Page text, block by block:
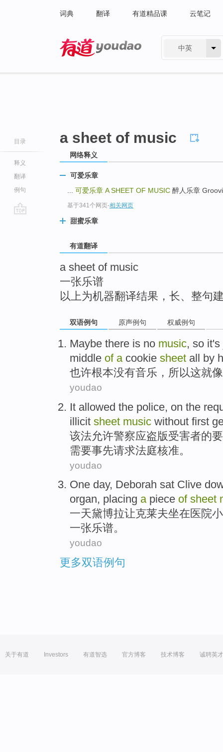
词典 翻译 有道精品课 云笔记
中英
目录
释义
翻译
例句
a sheet of music
网络释义
可爱乐章
可爱乐章 A SHEET OF MUSIC 醉人乐章
基于341个网页-相关网页
甜蜜乐章
有道翻译
a sheet of music
一张乐谱
以上为机器翻译结果，长、整句
双语例句 原声例句 权威例句
Maybe there is no music, so it's
middle of a cookie sheet all by
也许根本没有音乐 ， 所以这就
youdao
It allowed the police, on the
illicit sheet music without first
该法允许警察应盗版受害者的
需要事先请求法庭核准。
youdao
One day, Deborah sat Clive
organ, placing a piece of sheet
一天黛博拉让克莱夫坐在 医院
一张乐谱。
youdao
更多双语例句
关于有道 Investors 有道智选 官方博客 技术博客 诚聘英才